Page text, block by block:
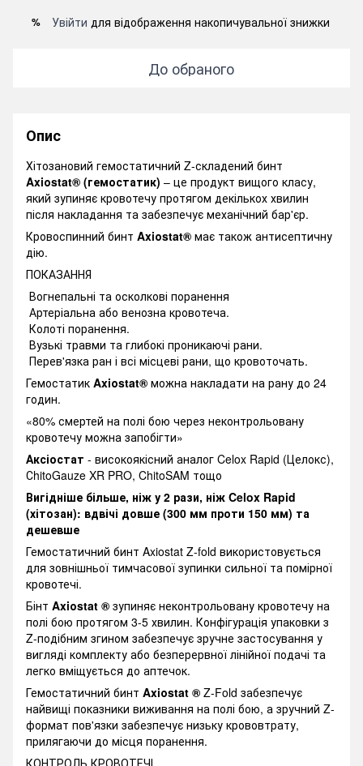
% Увійти для відображення накопичувальної знижки
До обраного
Опис
Хітозановий гемостатичний Z-складений бинт
Axiоstat® (гемостатик) – це продукт вищого класу,
який зупиняє кровотечу протягом декількох хвилин
після накладання та забезпечує механічний бар'єр.
Кровоспинний бинт Axiоstat® має також антисептичну
дію.
ПОКАЗАННЯ
Вогнепальні та осколкові поранення
Артеріальна або венозна кровотеча.
Колоті поранення.
Вузькі травми та глибокі проникаючі рани.
Перев'язка ран і всі місцеві рани, що кровоточать.
Гемостатик Axiоstat® можна накладати на рану до 24
годин.
«80% смертей на полі бою через неконтрольовану
кровотечу можна запобігти»
Аксіостат - високоякісний аналог Celox Rapid (Целокс),
СhitoGauze XR PRO, ChitoSAM тощо
Вигідніше більше, ніж у 2 рази, ніж Celox Rapid
(хітозан): вдвічі довше (300 мм проти 150 мм) та
дешевше
Гемостатичний бинт Axiostat Z-fold використовується
для зовнішньої тимчасової зупинки сильної та помірної
кровотечі.
Бінт Axiоstat ® зупиняє неконтрольовану кровотечу на
полі бою протягом 3-5 хвилин. Конфігурація упаковки з
Z-подібним згином забезпечує зручне застосування у
вигляді комплекту або безперервної лінійної подачі та
легко вміщується до аптечок.
Гемостатичний бинт Axiоstat ® Z-Fold забезпечує
найвищі показники виживання на полі бою, а зручний Z-
формат пов'язки забезпечує низьку крововтрату,
прилягаючи до місця поранення.